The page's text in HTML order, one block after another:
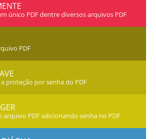
único PDF dentre diversos arquivos PDF
PDF
proteção por senha do PDF
arquivo PDF adicionando senha no PDF